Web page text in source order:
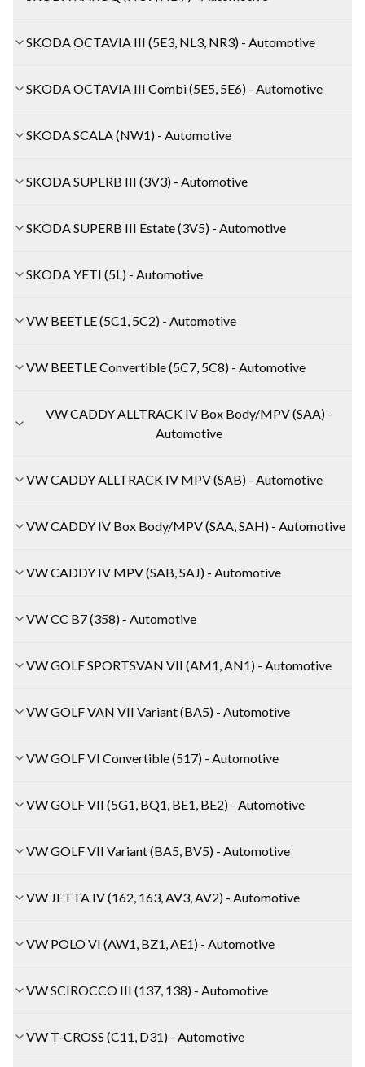
SKODA OCTAVIA III (5E3, NL3, NR3) - Automotive
SKODA OCTAVIA III Combi (5E5, 5E6) - Automotive
SKODA SCALA (NW1) - Automotive
SKODA SUPERB III (3V3) - Automotive
SKODA SUPERB III Estate (3V5) - Automotive
SKODA YETI (5L) - Automotive
VW BEETLE (5C1, 5C2) - Automotive
VW BEETLE Convertible (5C7, 5C8) - Automotive
VW CADDY ALLTRACK IV Box Body/MPV (SAA) -
Automotive
VW CADDY ALLTRACK IV MPV (SAB) - Automotive
VW CADDY IV Box Body/MPV (SAA, SAH) - Automotive
VW CADDY IV MPV (SAB, SAJ) - Automotive
VW CC B7 (358) - Automotive
VW GOLF SPORTSVAN VII (AM1, AN1) - Automotive
VW GOLF VAN VII Variant (BA5) - Automotive
VW GOLF VI Convertible (517) - Automotive
VW GOLF VII (5G1, BQ1, BE1, BE2) - Automotive
VW GOLF VII Variant (BA5, BV5) - Automotive
VW JETTA IV (162, 163, AV3, AV2) - Automotive
VW POLO VI (AW1, BZ1, AE1) - Automotive
VW SCIROCCO III (137, 138) - Automotive
VW T-CROSS (C11, D31) - Automotive